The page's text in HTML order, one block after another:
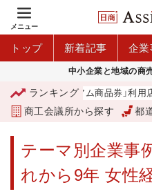
メニュー
トップ 新着記事 企業
中小企業と地域の商
ランキング
プレミアム商品券」利用店舗募集
商工会議所から探す 都
テーマ別企業事
れから9年 女性